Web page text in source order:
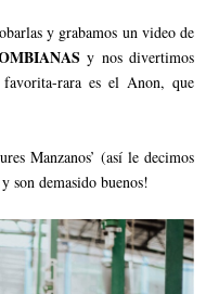
y grabamos un video de
y nos divertimos
rara es el Anon, que
Manzanos’ (así le decimos
son demasido buenos!